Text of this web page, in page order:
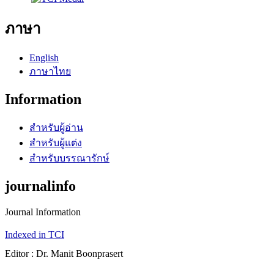
ภาษา
English
ภาษาไทย
Information
สำหรับผู้อ่าน
สำหรับผู้แต่ง
สำหรับบรรณารักษ์
journalinfo
Journal Information
Indexed in TCI
Editor : Dr. Manit Boonprasert